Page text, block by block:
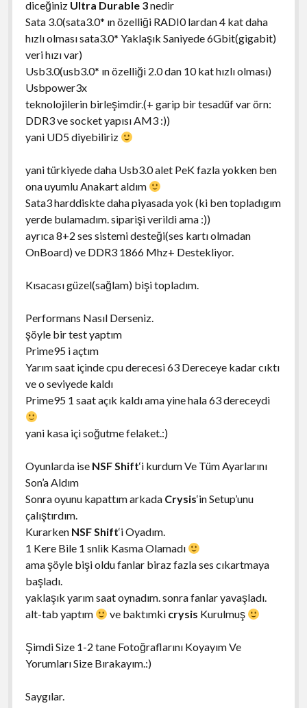
diceğiniz Ultra Durable 3nedir
Sata 3.0(sata3.0* ın özelliği RADI0 lardan 4 kat daha
hızlı olması sata3.0* Yaklaşık Saniyede 6Gbit(gigabit)
veri hızı var)
Usb3.0(usb3.0* ın özelliği 2.0 dan 10 kat hızlı olması)
Usbpower3x
teknolojilerin birleşimdir.(+ garip bir tesadüf var örn:
DDR3 ve socket yapısı AM3 :))
yani UD5 diyebiliriz
yani türkiyede daha Usb3.0 alet PeK fazla yokken ben
ona uyumlu Anakart aldım
Sata3 harddiskte daha piyasada yok (ki ben topladıgım
yerde bulamadım. siparişi verildi ama :))
ayrıca 8+2 ses sistemi desteği(ses kartı olmadan
OnBoard) ve DDR3 1866 Mhz+ Destekliyor.
Kısacası güzel(sağlam) bişi topladım.
Performans Nasıl Derseniz.
şöyle bir test yaptım
Prime95 i açtım
Yarım saat içinde cpu derecesi 63 Dereceye kadar cıktı
ve o seviyede kaldı
Prime95 1 saat açık kaldı ama yine hala 63 dereceydi
yani kasa içi soğutme felaket.:)
Oyunlarda ise NSF Shift‘i kurdum Ve Tüm Ayarlarını
Son’a Aldım
Sonra oyunu kapattım arkada Crysis‘in Setup’unu
çalıştırdım.
Kurarken NSF Shift‘i Oyadım.
1 Kere Bile 1 snlik Kasma Olamadı
ama şöyle bişi oldu fanlar biraz fazla ses cıkartmaya
başladı.
yaklaşık yarım saat oynadım. sonra fanlar yavaşladı.
alt-tab yaptım
ve baktımki crysis Kurulmuş
Şimdi Size 1-2 tane Fotoğraflarını Koyayım Ve
Yorumları Size Bırakayım.:)
Saygılar.